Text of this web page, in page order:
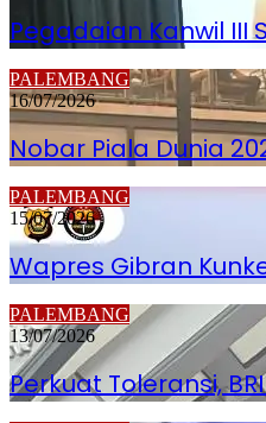
Pegadaian Kanwil III
PALEMBANG
16/07/2026
Nobar Piala Dunia
PALEMBANG
15/07/2026
Wapres Gibran
PALEMBANG
13/07/2026
Perkuat Toleransi,